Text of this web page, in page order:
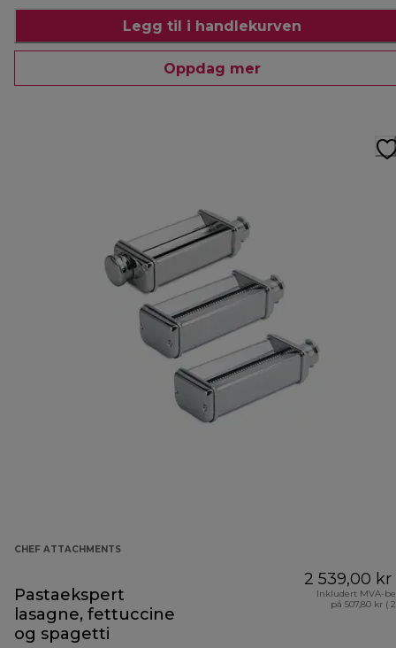
Legg til i handlekurven
Oppdag mer
CHEF ATTACHMENTS
Pastaekspert
lasagne, fettuccine
og spagetti
2 539,00 kr
Inkludert MVA-
på 507,80 kr (